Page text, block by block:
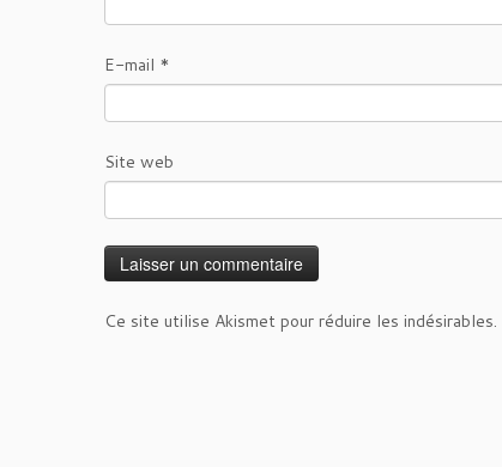
E-mail *
Site web
Ce site utilise Akismet pour réduire les indésirables.